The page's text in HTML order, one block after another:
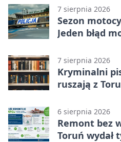
7 sierpnia 2026
Sezon
Jeden błąd
7 sierpnia 2026
Kryminalni
ruszają z
6 sierpnia 2026
Remont bez
Toruń wydał